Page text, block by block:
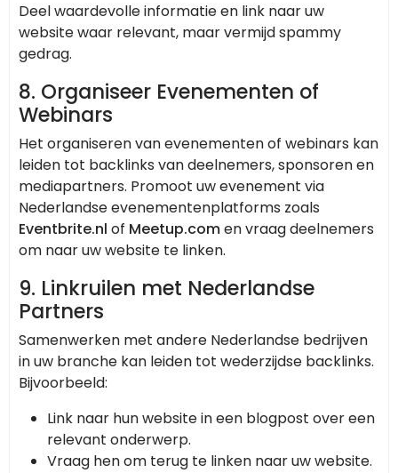
Deel waardevolle informatie en link naar uw
website waar relevant, maar vermijd spammy
gedrag.
8. Organiseer Evenementen of
Webinars
Het organiseren van evenementen of webinars kan
leiden tot backlinks van deelnemers, sponsoren en
mediapartners. Promoot uw evenement via
Nederlandse evenementenplatforms zoals
Eventbrite.nl of Meetup.comen vraag deelnemers
om naar uw website te linken.
9. Linkruilen met Nederlandse
Partners
Samenwerken met andere Nederlandse bedrijven
in uw branche kan leiden tot wederzijdse backlinks.
Bijvoorbeeld:
Link naar hun website in een blogpost over een
relevant onderwerp.
Vraag hen om terug te linken naar uw website.